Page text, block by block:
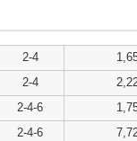
2-4
2-4
2-4-6
2-4-6